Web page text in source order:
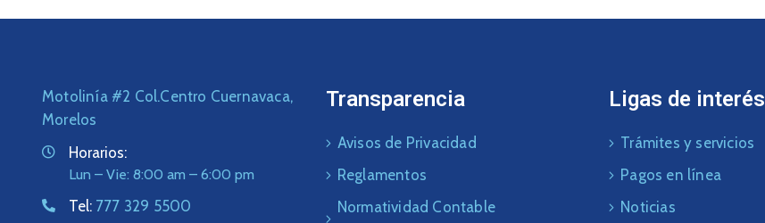
Motolinía #2 Col.Centro Cuernavaca,
Morelos
Horarios:
Lun – Vie: 8:00 am – 6:00 pm
Tel: 777 329 5500
Transparencia
Avisos de Privacidad
Reglamentos
Normatividad Contable
Ligas de interés
Trámites y servicios
Pagos en línea
Noticias